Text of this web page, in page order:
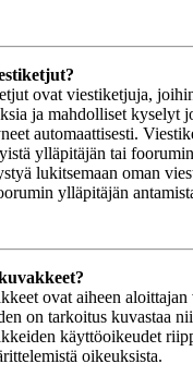
ovat viestiketjuja,
ja mahdolliset kyselyt
automaattisesti.
ylläpitäjän tai
lukitsemaan oman
ylläpitäjän
ovat aiheen aloittajan
on tarkoitus kuvastaa
käyttöoikeudet
oikeuksista.